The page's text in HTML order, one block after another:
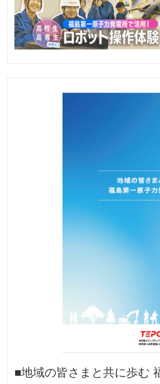
■地域の皆さまと共に歩む